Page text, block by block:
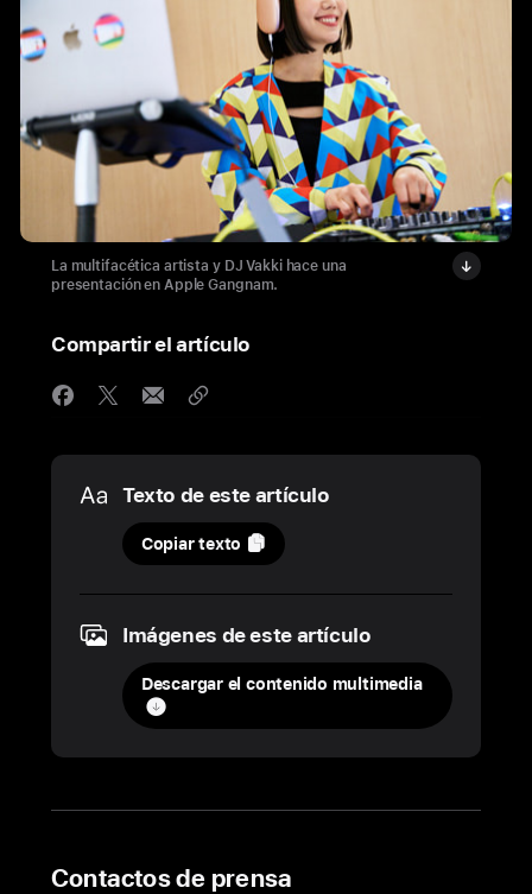
La multifacética artista y DJ Vakki hace una
presentación en Apple Gangnam.
Compartir el artículo
Texto de este artículo
31
marzo
2023
FOTOS
Apple
Gangnam
puertas
Corea
Copiar texto
Imágenes de este artículo
Descargar el contenido multimedia
Contactos de prensa